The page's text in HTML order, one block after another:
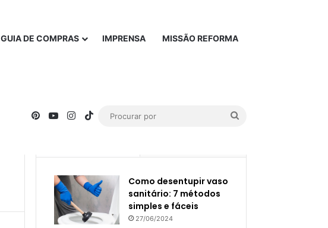
GUIA DE COMPRAS IMPRENSA MISSÃO REFORMA
PinterestYouTubeInstagram
TikTok
Como desentupir vaso
sanitário: 7 métodos
simples e fáceis
27/06/2024